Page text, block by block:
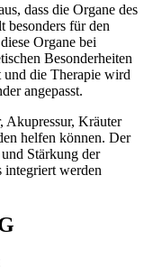
dass die Organe des
besonders für den
Organe bei
Besonderheiten
die Therapie wird
angepasst.
Akupressur, Kräuter
helfen können. Der
Stärkung der
werden